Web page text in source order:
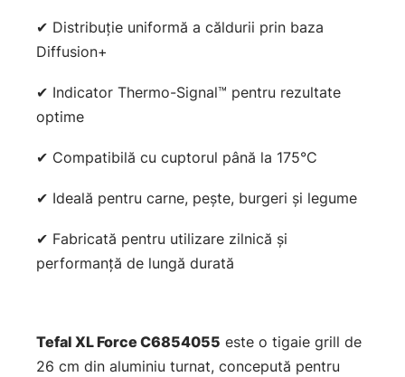
✔ Distribuție uniformă a căldurii prin baza
Diffusion+
✔ Indicator Thermo-Signal™ pentru rezultate
optime
✔ Compatibilă cu cuptorul până la 175°C
✔ Ideală pentru carne, pește, burgeri și legume
✔ Fabricată pentru utilizare zilnică și
performanță de lungă durată
Tefal XL Force C6854055 este o tigaie grill de
26 cm din aluminiu turnat, concepută pentru